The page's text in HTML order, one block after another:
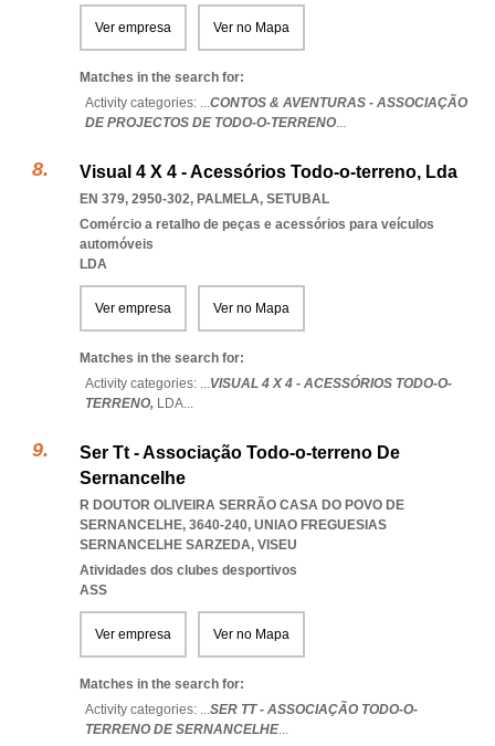
Ver empresa Ver no Mapa
Matches in the search for:
Activity categories: ...CONTOS & AVENTURAS - ASSOCIAÇÃO
DE PROJECTOS DE TODO-O-TERRENO...
Visual 4 X 4 - Acessórios Todo-o-terreno, Lda
EN 379, 2950-302, PALMELA, SETUBAL
Comércio a retalho de peças e acessórios para veículos
automóveis
LDA
Ver empresa Ver no Mapa
Matches in the search for:
Activity categories: ...VISUAL 4 X 4 - ACESSÓRIOS TODO-O-
TERRENO, LDA...
Ser Tt - Associação Todo-o-terreno De
Sernancelhe
R DOUTOR OLIVEIRA SERRÃO CASA DO POVO DE
SERNANCELHE, 3640-240, UNIAO FREGUESIAS
SERNANCELHE SARZEDA, VISEU
Atividades dos clubes desportivos
ASS
Ver empresa Ver no Mapa
Matches in the search for:
Activity categories: ...SER TT - ASSOCIAÇÃO TODO-O-
TERRENO DE SERNANCELHE...